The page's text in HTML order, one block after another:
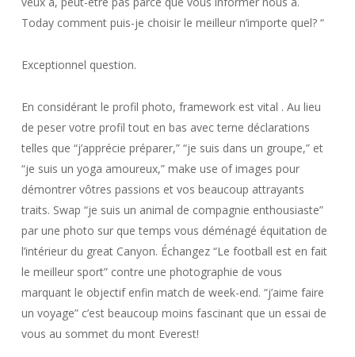
Today comment puis-je choisir le meilleur n’importe quel? “
Exceptionnel question.
En considérant le profil photo, framework est vital . Au lieu
de peser votre profil tout en bas avec terne déclarations
telles que “j’apprécie préparer,” “je suis dans un groupe,” et
“je suis un yoga amoureux,” make use of images pour
démontrer vôtres passions et vos beaucoup attrayants
traits. Swap “je suis un animal de compagnie enthousiaste”
par une photo sur que temps vous déménagé équitation de
l’intérieur du great Canyon. Échangez “Le football est en fait
le meilleur sport” contre une photographie de vous
marquant le objectif enfin match de week-end. “j’aime faire
un voyage” c’est beaucoup moins fascinant que un essai de
vous au sommet du mont Everest!